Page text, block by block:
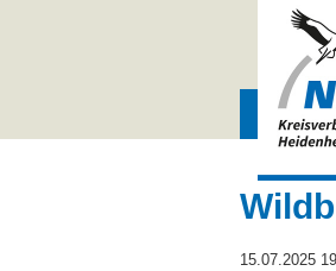
Navigation
überspringen
15.07.2025